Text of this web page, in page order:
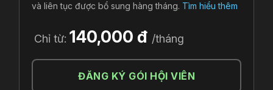
và liên tục được bổ sung hàng tháng. Tìm hiểu thêm
Chỉ từ: 140,000 đ /tháng
ĐĂNG KÝ GÓI HỘI VIÊN